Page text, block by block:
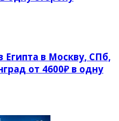
в Москву, СПб,
от 4600₽ в одну